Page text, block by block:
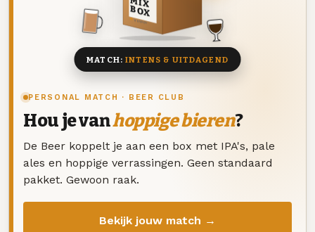
PERSONAL MATCH · BEER CLUB
Hou je vanhoppige bieren?
De Beer koppelt je aan een box met IPA's, pale
ales en hoppige verrassingen. Geen standaard
pakket. Gewoon raak.
Bekijk jouw match →
BOX
8 BIEREN
MATCH:INTENS & UITDAGEND